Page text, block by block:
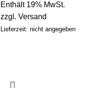
Enthält 19% MwSt.
zzgl. Versand
Lieferzeit: nicht angegeben